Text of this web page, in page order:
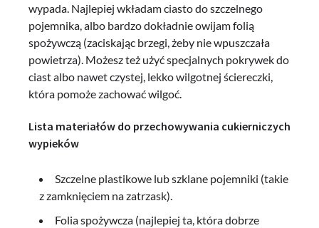
wypada. Najlepiej wkładam ciasto do szczelnego
pojemnika, albo bardzo dokładnie owijam folią
spożywczą (zaciskając brzegi, żeby nie wpuszczała
powietrza). Możesz też użyć specjalnych pokrywek do
ciast albo nawet czystej, lekko wilgotnej ściereczki,
która pomoże zachować wilgoć.
Lista materiałów do przechowywania cukierniczych
wypieków
Szczelne plastikowe lub szklane pojemniki (takie
z zamknięciem na zatrzask).
Folia spożywcza (najlepiej ta, która dobrze